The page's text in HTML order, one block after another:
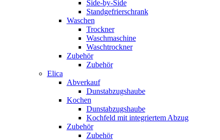
Side-by-Side
Standgefrierschrank
Waschen
Trockner
Waschmaschine
Waschtrockner
Zubehör
Zubehör
Elica
Abverkauf
Dunstabzugshaube
Kochen
Dunstabzugshaube
Kochfeld mit integriertem Abzug
Zubehör
Zubehör